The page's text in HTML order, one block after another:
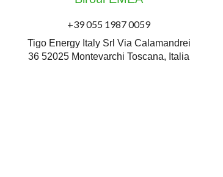
+39 055 1987 0059
Tigo Energy Italy Srl Via Calamandrei
36 52025 Montevarchi Toscana, Italia